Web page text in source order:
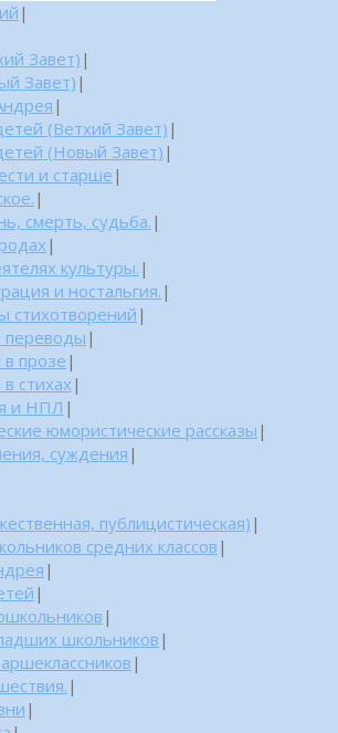
|
Завет)|
Завет) |
|
(Ветхий Завет) |
(Новый Завет) |
и старше |
|
смерть, судьба. |
|
культуры. |
и ностальгия. |
стихотворений |
переводы|
в прозе |
стихах|
и НПЛ |
юмористические рассказы |
суждения |
публицистическая) |
средних классов |
|
|
|
школьников |
|
|
|